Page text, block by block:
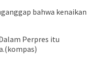
bahwa kenaikan
Perpres itu